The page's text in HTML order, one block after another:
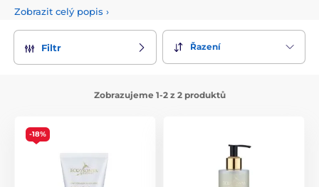
inovativní ekologické balení
oceněními po celém světě.
Zobrazit celý popis ›
Filtr Řazení
Zobrazujeme 1-2 z 2 produktů
-18%